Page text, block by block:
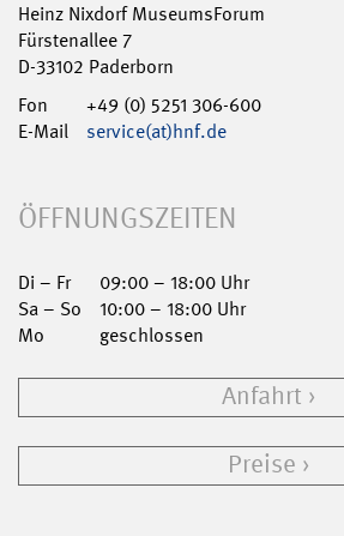
Heinz Nixdorf MuseumsForum
Fürstenallee 7
D-33102 Paderborn
Fon
+49 (0) 5251 306-600
E-Mail
service(at)hnf.de
ÖFFNUNGSZEITEN
Di – Fr
09:00 – 18:00 Uhr
Sa – So
10:00 – 18:00 Uhr
Mo
geschlossen
Anfahrt
Preise